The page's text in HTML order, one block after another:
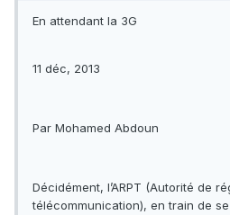
En attendant la 3G
11 déc, 2013
Par Mohamed Abdoun
Décidément, l’ARPT (Autorité de
télécommunication), en train de